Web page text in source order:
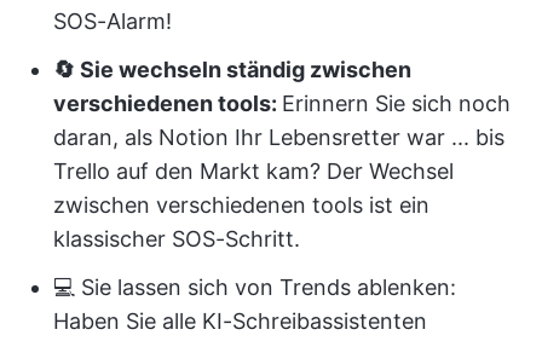
SOS-Alarm!
🔄 Sie wechseln ständig zwischen
verschiedenen tools: Erinnern Sie sich noch
daran, als Notion Ihr Lebensretter war ... bis
Trello auf den Markt kam? Der Wechsel
zwischen verschiedenen tools ist ein
klassischer SOS-Schritt.
💻 Sie lassen sich von Trends ablenken:
Haben Sie alle KI-Schreibassistenten